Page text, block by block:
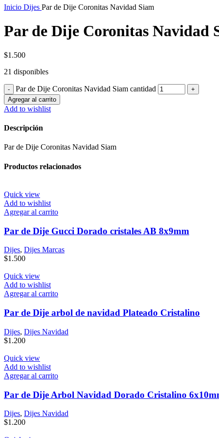
Inicio Dijes Par de Dije Coronitas Navidad Siam
Par de Dije Coronitas Navidad
$1.500
21 disponibles
Par de Dije Coronitas Navidad Siam cantidad
Agregar al carrito
Add to wishlist
Descripción
Par de Dije Coronitas Navidad Siam
Productos relacionados
Quick view
Add to wishlist
Agregar al carrito
Par de Dije Gucci Dorado cristales AB 8x9mm
Dijes, Dijes Marcas
$1.500
Quick view
Add to wishlist
Agregar al carrito
Par de Dije arbol de navidad Plateado Cristalino
Dijes, Dijes Navidad
$1.200
Quick view
Add to wishlist
Agregar al carrito
Par de Dije Arbol Navidad Dorado Cristalino
Dijes, Dijes Navidad
$1.200